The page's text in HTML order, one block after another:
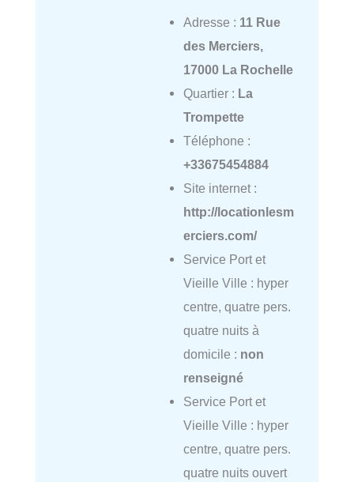
Adresse : 11 Rue
des Merciers,
17000 La Rochelle
Quartier : La
Trompette
Téléphone :
+33675454884
Site internet :
http://locationlesm
erciers.com/
Service Port et
Vieille Ville : hyper
centre, quatre pers.
quatre nuits à
domicile : non
renseigné
Service Port et
Vieille Ville : hyper
centre, quatre pers.
quatre nuits ouvert